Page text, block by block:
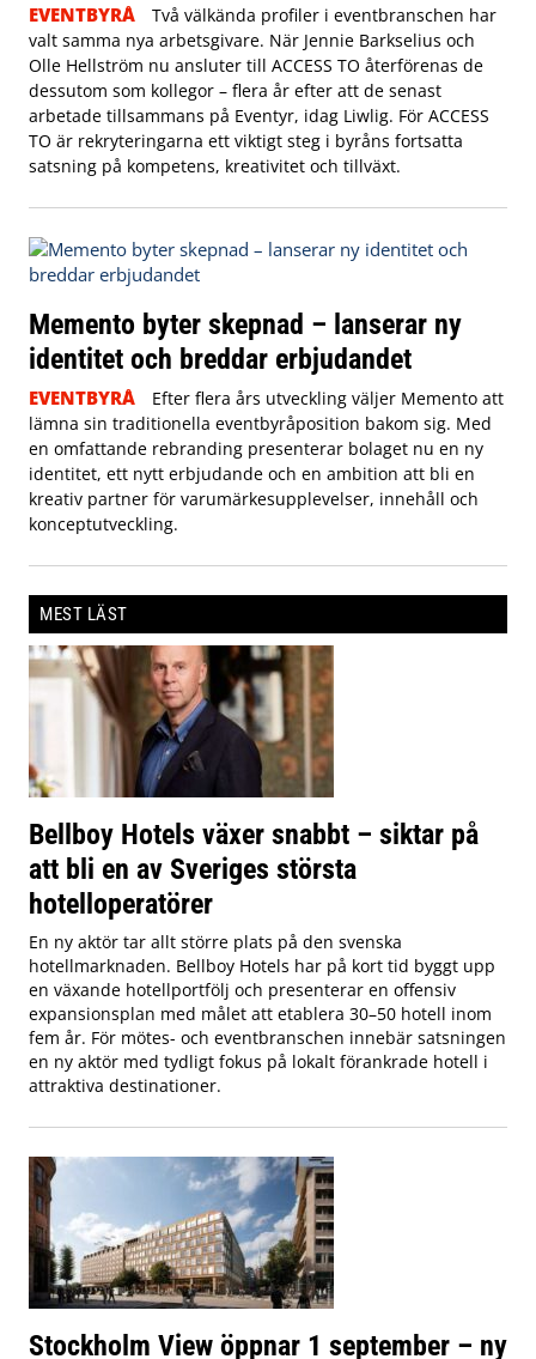
EVENTBYRÅ
Två välkända profiler i eventbranschen har
valt samma nya arbetsgivare. När Jennie Barkselius och
Olle Hellström nu ansluter till ACCESS TO återförenas de
dessutom som kollegor – flera år efter att de senast
arbetade tillsammans på Eventyr, idag Liwlig. För ACCESS
TO är rekryteringarna ett viktigt steg i byråns fortsatta
satsning på kompetens, kreativitet och tillväxt.
Memento byter skepnad – lanserar ny
identitet och breddar erbjudandet
EVENTBYRÅ
Efter flera års utveckling väljer Memento att
lämna sin traditionella eventbyråposition bakom sig. Med
en omfattande rebranding presenterar bolaget nu en ny
identitet, ett nytt erbjudande och en ambition att bli en
kreativ partner för varumärkesupplevelser, innehåll och
konceptutveckling.
MEST LÄST
Bellboy Hotels växer snabbt – siktar på
att bli en av Sveriges största
hotelloperatörer
En ny aktör tar allt större plats på den svenska
hotellmarknaden. Bellboy Hotels har på kort tid byggt upp
en växande hotellportfölj och presenterar en offensiv
expansionsplan med målet att etablera 30–50 hotell inom
fem år. För mötes- och eventbranschen innebär satsningen
en ny aktör med tydligt fokus på lokalt förankrade hotell i
attraktiva destinationer.
Stockholm View öppnar 1 september – ny